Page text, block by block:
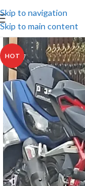
Skip to navigation
Skip to main content
HOT